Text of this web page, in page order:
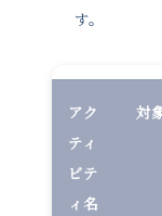
す。
アク
ティ
ビテ
ィ名
対